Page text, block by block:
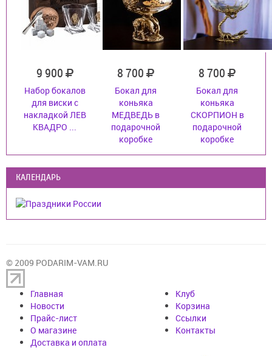
9 900
Набор бокалов
для виски с
накладкой ЛЕВ
КВАДРО ...
8 700
Бокал для
коньяка
МЕДВЕДЬ в
подарочной
коробке
8 700
Бокал для
коньяка
СКОРПИОН в
подарочной
коробке
КАЛЕНДАРЬ
© 2009 PODARIM-VAM.RU
Главная
Новости
Прайс-лист
О магазине
Доставка и оплата
Клуб
Корзина
Cсылки
Контакты